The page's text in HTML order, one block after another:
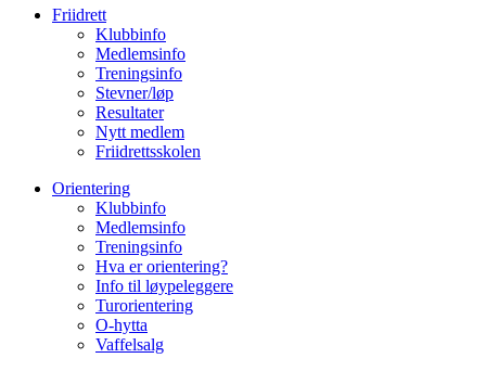
Friidrett
Klubbinfo
Medlemsinfo
Treningsinfo
Stevner/løp
Resultater
Nytt medlem
Friidrettsskolen
Orientering
Klubbinfo
Medlemsinfo
Treningsinfo
Hva er orientering?
Info til løypeleggere
Turorientering
O-hytta
Vaffelsalg